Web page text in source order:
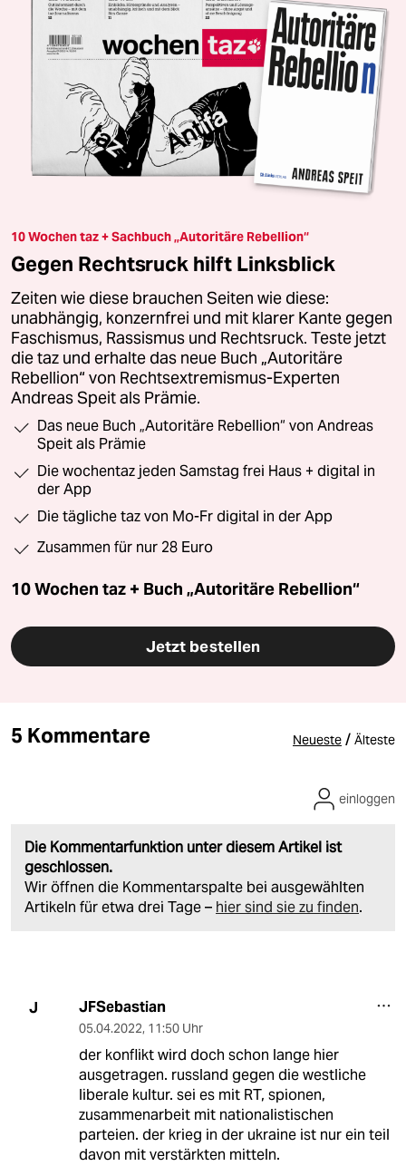
10 Wochen taz + Sachbuch „Autoritäre Rebellion“
Gegen Rechtsruck hilft Linksblick
Zeiten wie diese brauchen Seiten wie diese:
unabhängig, konzernfrei und mit klarer Kante gegen
Faschismus, Rassismus und Rechtsruck. Teste jetzt
die taz und erhalte das neue Buch „Autoritäre
Rebellion“ von Rechtsextremismus-Experten
Andreas Speit als Prämie.
Das neue Buch „Autoritäre Rebellion“ von Andreas
Speit als Prämie
Die wochentaz jeden Samstag frei Haus + digital in
der App
Die tägliche taz von Mo-Fr digital in der App
Zusammen für nur 28 Euro
10 Wochen taz + Buch „Autoritäre Rebellion“
Jetzt bestellen
5 Kommentare Neueste / Älteste
Die Kommentarfunktion unter diesem Artikel ist
geschlossen.
Wir öffnen die Kommentarspalte bei ausgewählten
Artikeln für etwa drei Tage – hier sind sie zu finden.
einloggen
J JFSebastian
05.04.2022, 11:50 Uhr
der konflikt wird doch schon lange hier
ausgetragen. russland gegen die westliche
liberale kultur. sei es mit RT, spionen,
zusammenarbeit mit nationalistischen
parteien. der krieg in der ukraine ist nur ein teil
davon mit verstärkten mitteln.